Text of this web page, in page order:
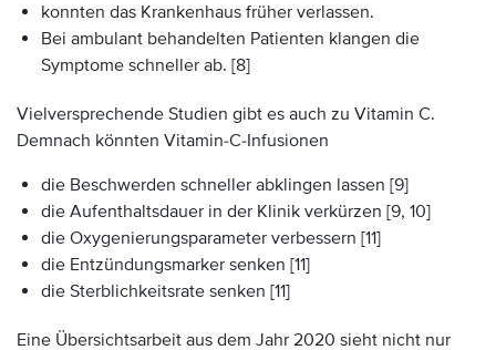
konnten das Krankenhaus früher verlassen.
Bei ambulant behandelten Patienten klangen die
Symptome schneller ab. [8]
Vielversprechende Studien gibt es auch zu Vitamin C.
Demnach könnten Vitamin-C-Infusionen
die Beschwerden schneller abklingen lassen [9]
die Aufenthaltsdauer in der Klinik verkürzen [9, 10]
die Oxygenierungsparameter verbessern [11]
die Entzündungsmarker senken [11]
die Sterblichkeitsrate senken [11]
Eine Übersichtsarbeit aus dem Jahr 2020 sieht nicht nur